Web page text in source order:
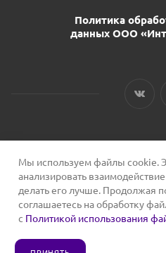
Политика
данных ООО
2026 © Сервис
Мы используем файлы cookie.
анализировать
делать его лучше. Продолжая
соглашаетесь на обработку
с Политикой использования